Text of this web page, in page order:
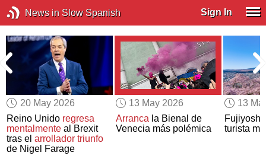
News in Slow Spanish Sign In
20 May 2026
Reino Unido regresa
mentalmente al Brexit
tras elarrollador triunfo
de Nigel Farage
13 May 2026
Arrancala Bienal de
Venecia más polémica
13
turista